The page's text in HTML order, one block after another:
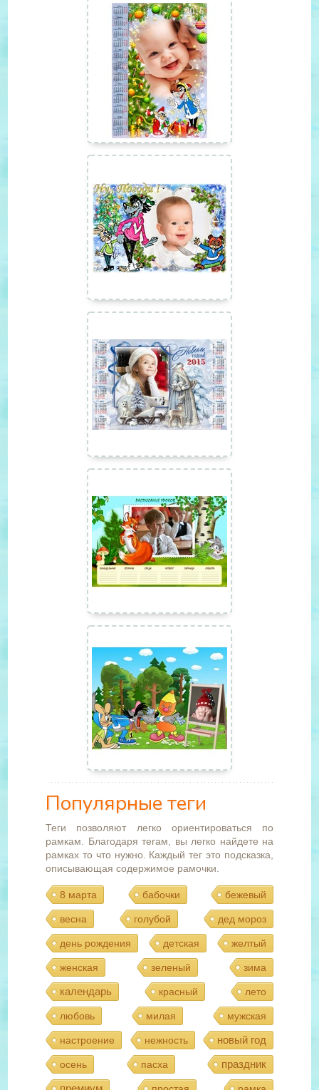
Популярные теги
Теги позволяют легко ориентироваться по
рамкам. Благодаря тегам, вы легко найдете на
рамках то что нужно. Каждый тег это подсказка,
описывающая содержимое рамочки.
8 марта бабочки бежевый
весна голубой дед мороз
день рождения детская желтый
женская зеленый зима
календарь красный лето
любовь милая мужская
настроение нежность новый год
осень пасха
праздник